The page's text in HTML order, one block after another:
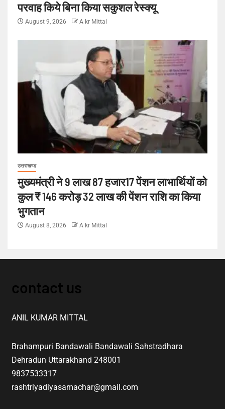
परवाह किये बिना किया सकुशल रेस्क्यू
August 9, 2026 A kr Mittal
उत्तराखण्ड
मुख्यमंत्री ने 9 लाख 87 हजार17 पेंशन लाभार्थियों को
कुल ₹ 146 करोड़ 32 लाख की पेंशन राशि का किया
भुगतान
August 8, 2026 A kr Mittal
contact us
ANIL KUMAR MITTAL
Brahampuri Bandawali Bandawali Sahstradhara
Dehradun Uttarakhand 248001
9837533317
rashtriyadiyasamachar@gmail.com